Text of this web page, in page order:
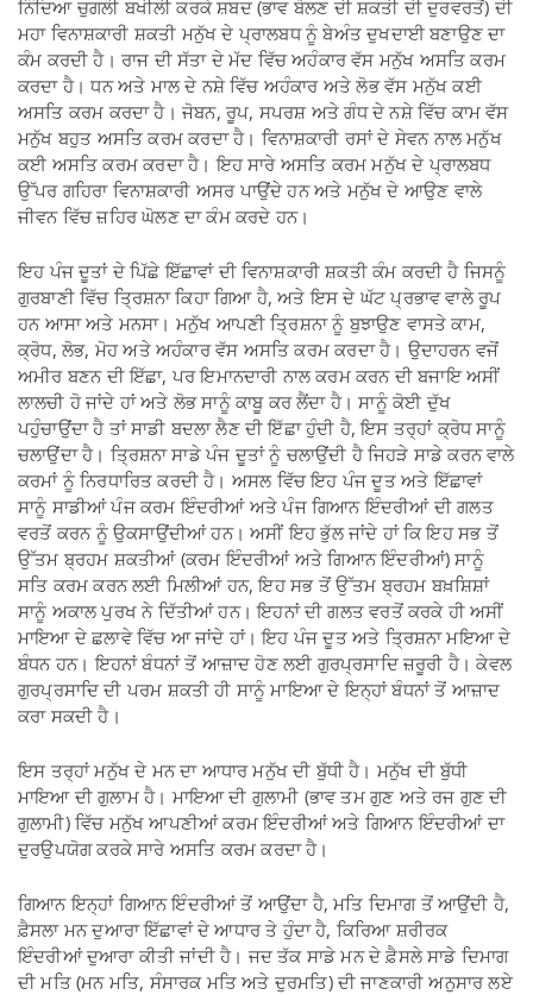
ਨਿੰਦਿਆ ਚੁਗਲੀ ਬਖੀਲੀ ਕਰਕੇ ਸ਼ਬਦ (ਭਾਵ ਬੋਲਣ ਦੀ ਸ਼ਕਤੀ ਦੀ ਦੁਰਵਰਤੋਂ) ਦੀ
ਮਹਾ ਵਿਨਾਸ਼ਕਾਰੀ ਸ਼ਕਤੀ ਮਨੁੱਖ ਦੇ ਪ੍ਰਾਲਬਧ ਨੂੰ ਬੇਅੰਤ ਦੁਖਦਾਈ ਬਣਾਉਣ ਦਾ
ਕੰਮ ਕਰਦੀ ਹੈ। ਰਾਜ ਦੀ ਸੱਤਾ ਦੇ ਮੱਦ ਵਿੱਚ ਅਹੰਕਾਰ ਵੱਸ ਮਨੁੱਖ ਅਸਤਿ ਕਰਮ
ਕਰਦਾ ਹੈ। ਧਨ ਅਤੇ ਮਾਲ ਦੇ ਨਸ਼ੇ ਵਿੱਚ ਅਹੰਕਾਰ ਅਤੇ ਲੋਭ ਵੱਸ ਮਨੁੱਖ ਕਈ
ਅਸਤਿ ਕਰਮ ਕਰਦਾ ਹੈ। ਜੋਬਨ, ਰੂਪ, ਸਪਰਸ਼ ਅਤੇ ਗੰਧ ਦੇ ਨਸ਼ੇ ਵਿੱਚ ਕਾਮ ਵੱਸ
ਮਨੁੱਖ ਬਹੁਤ ਅਸਤਿ ਕਰਮ ਕਰਦਾ ਹੈ। ਵਿਨਾਸ਼ਕਾਰੀ ਰਸਾਂ ਦੇ ਸੇਵਨ ਨਾਲ ਮਨੁੱਖ
ਕਈ ਅਸਤਿ ਕਰਮ ਕਰਦਾ ਹੈ। ਇਹ ਸਾਰੇ ਅਸਤਿ ਕਰਮ ਮਨੁੱਖ ਦੇ ਪ੍ਰਾਲਬਧ
ਉੱਪਰ ਗਹਿਰਾ ਵਿਨਾਸ਼ਕਾਰੀ ਅਸਰ ਪਾਉਂਦੇ ਹਨ ਅਤੇ ਮਨੁੱਖ ਦੇ ਆਉਣ ਵਾਲੇ
ਜੀਵਨ ਵਿੱਚ ਜ਼ਹਿਰ ਘੋਲਣ ਦਾ ਕੰਮ ਕਰਦੇ ਹਨ।
ਇਹ ਪੰਜ ਦੂਤਾਂ ਦੇ ਪਿੱਛੇ ਇੱਛਾਵਾਂ ਦੀ ਵਿਨਾਸ਼ਕਾਰੀ ਸ਼ਕਤੀ ਕੰਮ ਕਰਦੀ ਹੈ ਜਿਸਨੂੰ
ਗੁਰਬਾਣੀ ਵਿੱਚ ਤ੍ਰਿਸ਼ਨਾ ਕਿਹਾ ਗਿਆ ਹੈ, ਅਤੇ ਇਸ ਦੇ ਘੱਟ ਪ੍ਰਭਾਵ ਵਾਲੇ ਰੂਪ
ਹਨ ਆਸਾ ਅਤੇ ਮਨਸਾ। ਮਨੁੱਖ ਆਪਣੀ ਤ੍ਰਿਸ਼ਨਾ ਨੂੰ ਬੁਝਾਉਣ ਵਾਸਤੇ ਕਾਮ,
ਕ੍ਰੋਧ, ਲੋਭ, ਮੋਹ ਅਤੇ ਅਹੰਕਾਰ ਵੱਸ ਅਸਤਿ ਕਰਮ ਕਰਦਾ ਹੈ। ਉਦਾਹਰਨ ਵਜੋਂ
ਅਮੀਰ ਬਣਨ ਦੀ ਇੱਛਾ, ਪਰ ਇਮਾਨਦਾਰੀ ਨਾਲ ਕਰਮ ਕਰਨ ਦੀ ਬਜਾਇ ਅਸੀਂ
ਲਾਲਚੀ ਹੋ ਜਾਂਦੇ ਹਾਂ ਅਤੇ ਲੋਭ ਸਾਨੂੰ ਕਾਬੂ ਕਰ ਲੈਂਦਾ ਹੈ। ਸਾਨੂੰ ਕੋਈ ਦੁੱਖ
ਪਹੁੰਚਾਉਂਦਾ ਹੈ ਤਾਂ ਸਾਡੀ ਬਦਲਾ ਲੈਣ ਦੀ ਇੱਛਾ ਹੁੰਦੀ ਹੈ, ਇਸ ਤਰ੍ਹਾਂ ਕ੍ਰੋਧ ਸਾਨੂੰ
ਚਲਾਉਂਦਾ ਹੈ। ਤ੍ਰਿਸ਼ਨਾ ਸਾਡੇ ਪੰਜ ਦੂਤਾਂ ਨੂੰ ਚਲਾਉਂਦੀ ਹੈ ਜਿਹੜੇ ਸਾਡੇ ਕਰਨ ਵਾਲੇ
ਕਰਮਾਂ ਨੂੰ ਨਿਰਧਾਰਿਤ ਕਰਦੀ ਹੈ। ਅਸਲ ਵਿੱਚ ਇਹ ਪੰਜ ਦੂਤ ਅਤੇ ਇੱਛਾਵਾਂ
ਸਾਨੂੰ ਸਾਡੀਆਂ ਪੰਜ ਕਰਮ ਇੰਦਰੀਆਂ ਅਤੇ ਪੰਜ ਗਿਆਨ ਇੰਦਰੀਆਂ ਦੀ ਗਲਤ
ਵਰਤੋਂ ਕਰਨ ਨੂੰ ਉਕਸਾਉਂਦੀਆਂ ਹਨ। ਅਸੀਂ ਇਹ ਭੁੱਲ ਜਾਂਦੇ ਹਾਂ ਕਿ ਇਹ ਸਭ ਤੋਂ
ਉੱਤਮ ਬ੍ਰਹਮ ਸ਼ਕਤੀਆਂ (ਕਰਮ ਇੰਦਰੀਆਂ ਅਤੇ ਗਿਆਨ ਇੰਦਰੀਆਂ) ਸਾਨੂੰ
ਸਤਿ ਕਰਮ ਕਰਨ ਲਈ ਮਿਲੀਆਂ ਹਨ, ਇਹ ਸਭ ਤੋਂ ਉੱਤਮ ਬ੍ਰਹਮ ਬਖ਼ਸ਼ਿਸ਼ਾਂ
ਸਾਨੂੰ ਅਕਾਲ ਪੁਰਖ ਨੇ ਦਿੱਤੀਆਂ ਹਨ। ਇਹਨਾਂ ਦੀ ਗਲਤ ਵਰਤੋਂ ਕਰਕੇ ਹੀ ਅਸੀਂ
ਮਾਇਆ ਦੇ ਛਲਾਵੇ ਵਿੱਚ ਆ ਜਾਂਦੇ ਹਾਂ। ਇਹ ਪੰਜ ਦੂਤ ਅਤੇ ਤ੍ਰਿਸ਼ਨਾ ਮਇਆ ਦੇ
ਬੰਧਨ ਹਨ। ਇਹਨਾਂ ਬੰਧਨਾਂ ਤੋਂ ਆਜ਼ਾਦ ਹੋਣ ਲਈ ਗੁਰਪ੍ਰਸਾਦਿ ਜ਼ਰੂਰੀ ਹੈ। ਕੇਵਲ
ਗੁਰਪ੍ਰਸਾਦਿ ਦੀ ਪਰਮ ਸ਼ਕਤੀ ਹੀ ਸਾਨੂੰ ਮਾਇਆ ਦੇ ਇਨ੍ਹਾਂ ਬੰਧਨਾਂ ਤੋਂ ਆਜ਼ਾਦ
ਕਰਾ ਸਕਦੀ ਹੈ।
ਇਸ ਤਰ੍ਹਾਂ ਮਨੁੱਖ ਦੇ ਮਨ ਦਾ ਆਧਾਰ ਮਨੁੱਖ ਦੀ ਬੁੱਧੀ ਹੈ। ਮਨੁੱਖ ਦੀ ਬੁੱਧੀ
ਮਾਇਆ ਦੀ ਗੁਲਾਮ ਹੈ। ਮਾਇਆ ਦੀ ਗੁਲਾਮੀ (ਭਾਵ ਤਮ ਗੁਣ ਅਤੇ ਰਜ ਗੁਣ ਦੀ
ਗੁਲਾਮੀ) ਵਿੱਚ ਮਨੁੱਖ ਆਪਣੀਆਂ ਕਰਮ ਇੰਦਰੀਆਂ ਅਤੇ ਗਿਆਨ ਇੰਦਰੀਆਂ ਦਾ
ਦੁਰਉਪਯੋਗ ਕਰਕੇ ਸਾਰੇ ਅਸਤਿ ਕਰਮ ਕਰਦਾ ਹੈ।
ਗਿਆਨ ਇਨ੍ਹਾਂ ਗਿਆਨ ਇੰਦਰੀਆਂ ਤੋਂ ਆਉਂਦਾ ਹੈ, ਮਤਿ ਦਿਮਾਗ ਤੋਂ ਆਉਂਦੀ ਹੈ,
ਫ਼ੈਸਲਾ ਮਨ ਦੁਆਰਾ ਇੱਛਾਵਾਂ ਦੇ ਆਧਾਰ ਤੇ ਹੁੰਦਾ ਹੈ, ਕਿਰਿਆ ਸ਼ਰੀਰਕ
ਇੰਦਰੀਆਂ ਦੁਆਰਾ ਕੀਤੀ ਜਾਂਦੀ ਹੈ। ਜਦ ਤੱਕ ਸਾਡੇ ਮਨ ਦੇ ਫ਼ੈਸਲੇ ਸਾਡੇ ਦਿਮਾਗ
ਦੀ ਮਤਿ (ਮਨ ਮਤਿ, ਸੰਸਾਰਕ ਮਤਿ ਅਤੇ ਦੁਰਮਤਿ) ਦੀ ਜਾਣਕਾਰੀ ਅਨੁਸਾਰ ਲਏ